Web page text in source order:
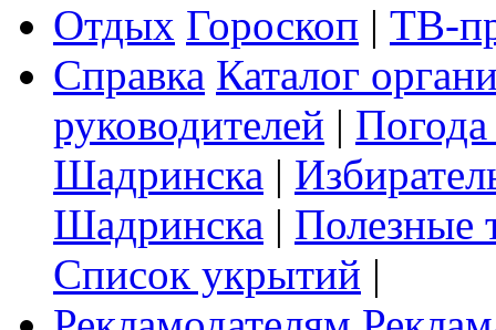
Отдых Гороскоп | ТВ-
Справка Каталог
руководителей |
Шадринска |
Шадринска | Полезные
Список укрытий |